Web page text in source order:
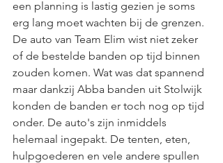
een planning is lastig gezien je soms
erg lang moet wachten bij de grenzen.
De auto van Team Elim wist niet zeker
of de bestelde banden op tijd binnen
zouden komen. Wat was dat spannend
maar dankzij Abba banden uit Stolwijk
konden de banden er toch nog op tijd
onder. De auto's zijn inmiddels
helemaal ingepakt. De tenten, eten,
hulpgoederen en vele andere spullen